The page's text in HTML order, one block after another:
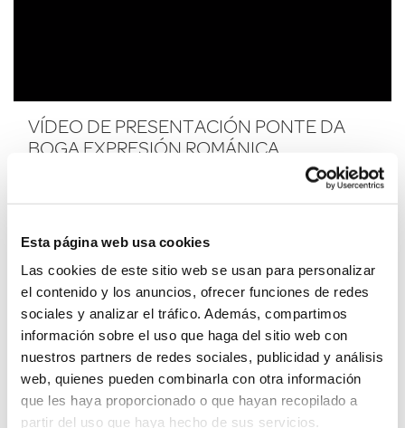
Esta página web usa cookies
Las cookies de este sitio web se usan para personalizar
el contenido y los anuncios, ofrecer funciones de redes
sociales y analizar el tráfico. Además, compartimos
información sobre el uso que haga del sitio web con
nuestros partners de redes sociales, publicidad y análisis
web, quienes pueden combinarla con otra información
que les haya proporcionado o que hayan recopilado a
partir del uso que haya hecho de sus servicios.
VÍDEO DE PRESENTACIÓN PONTE DA
BOGA EXPRESIÓN ROMÁNICA